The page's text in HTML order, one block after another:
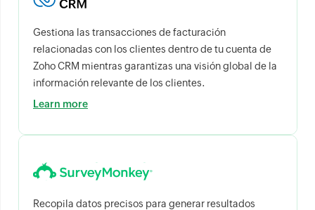
Gestiona las transacciones de facturación
relacionadas con los clientes dentro de tu cuenta de
Zoho CRM mientras garantizas una visión global de la
información relevante de los clientes.
Learn more
Recopila datos precisos para generar resultados